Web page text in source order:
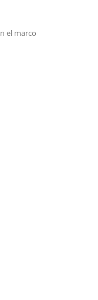
el marco